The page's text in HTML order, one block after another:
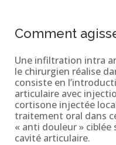
Comment
Une infiltration intra
le chirurgien réalise
consiste en
articulaire avec
cortisone injectée
traitement oral dans
« anti douleur »
cavité articulaire.